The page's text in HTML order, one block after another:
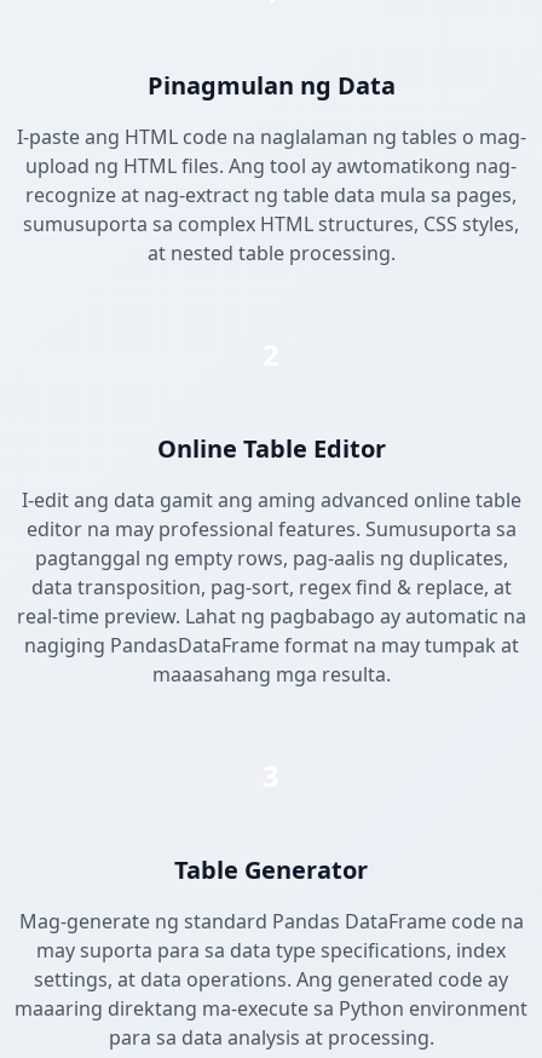
Pinagmulan ng Data
I-paste ang HTML code na naglalaman ng tables o mag-
upload ng HTML files. Ang tool ay awtomatikong nag-
recognize at nag-extract ng table data mula sa pages,
sumusuporta sa complex HTML structures, CSS styles,
at nested table processing.
Online Table Editor
I-edit ang data gamit ang aming advanced online table
editor na may professional features. Sumusuporta sa
pagtanggal ng empty rows, pag-aalis ng duplicates,
data transposition, pag-sort, regex find & replace, at
real-time preview. Lahat ng pagbabago ay automatic na
nagiging PandasDataFrame format na may tumpak at
maaasahang mga resulta.
Table Generator
Mag-generate ng standard Pandas DataFrame code na
may suporta para sa data type specifications, index
settings, at data operations. Ang generated code ay
maaaring direktang ma-execute sa Python environment
para sa data analysis at processing.